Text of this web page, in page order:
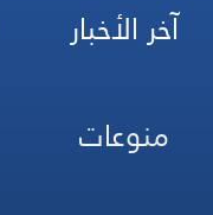
آخر الأخبار
منوعات